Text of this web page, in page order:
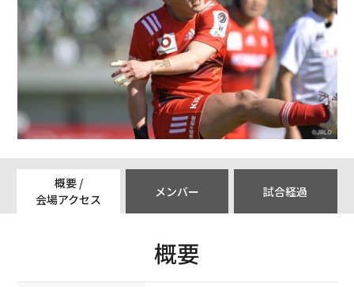
概要 /
会場アクセス
メンバー 試合経過
概要